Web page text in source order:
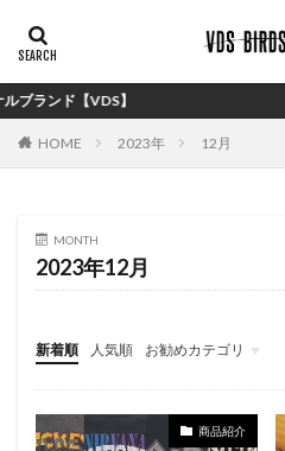
VDS】
HOME 2023年 12月
MONTH
2023年12月
新着順 人気順 お勧めカテゴリ
バイイング
商品紹介